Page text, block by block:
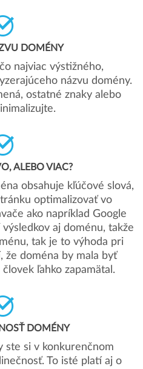
DOMÉNY
najviac výstižného,
názvu domény.
ostatné znaky alebo
ALEBO VIAC?
obsahuje kľúčové slová,
optimalizovať vo
ako napríklad Google
aj doménu, takže
tak je to výhoda pri
že doména by mala byť
ľahko zapamätal.
DOMÉNY
ste si v konkurenčnom
To isté platí aj o